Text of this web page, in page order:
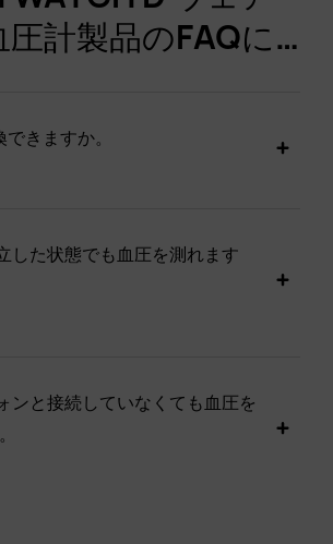
計製品のFAQに
きますか。
した状態でも血圧を測れます
ンと接続していなくても血圧を